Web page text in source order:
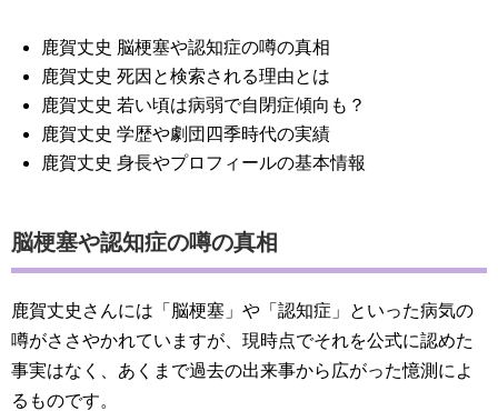
鹿賀丈史 脳梗塞や認知症の噂の真相
鹿賀丈史 死因と検索される理由とは
鹿賀丈史 若い頃は病弱で自閉症傾向も？
鹿賀丈史 学歴や劇団四季時代の実績
鹿賀丈史 身長やプロフィールの基本情報
脳梗塞や認知症の噂の真相
鹿賀丈史さんには「脳梗塞」や「認知症」といった病気の
噂がささやかれていますが、現時点でそれを公式に認めた
事実はなく、あくまで過去の出来事から広がった憶測によ
るものです。